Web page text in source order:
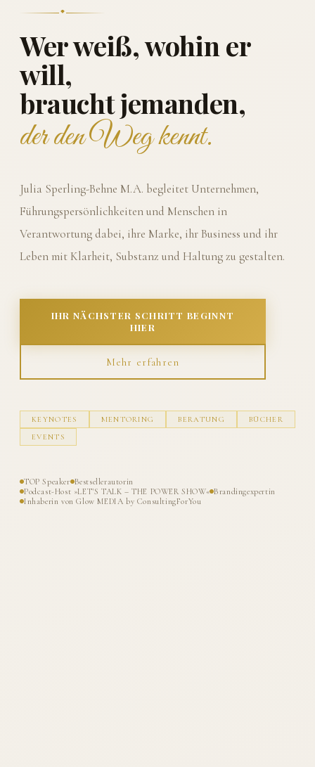
Wer weiß, wohin er
will,
braucht jemanden,
der den Weg kennt.
Julia Sperling-Behne M.A. begleitet Unternehmen,
Führungspersönlichkeiten und Menschen in
Verantwortung dabei, ihre Marke, ihr Business und ihr
Leben mit Klarheit, Substanz und Haltung zu gestalten.
IHR NÄCHSTER SCHRITT BEGINNT
HIER
Mehr erfahren
KEYNOTES MENTORING BERATUNG
BÜCHER
EVENTS
TOP Speaker Bestsellerautorin
Podcast-Host »LET'S TALK – THE POWER SHOW« Brandingexpertin
Inhaberin von Glow MEDIA by ConsultingForYou